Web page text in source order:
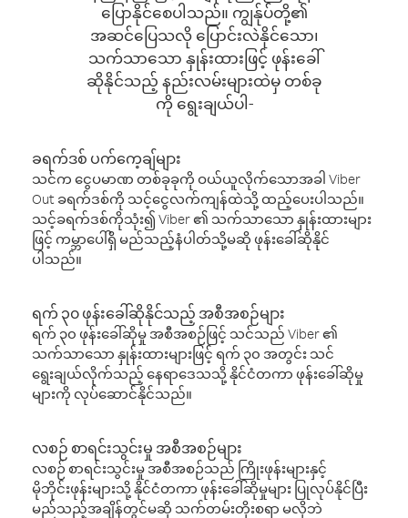
ပြောနိုင်စေပါသည်။ ကျွန်ုပ်တို့၏
အဆင်ပြေသလို ပြောင်းလဲနိုင်သော၊
သက်သာသော နှုန်းထားဖြင့် ဖုန်းခေါ်
ဆိုနိုင်သည့် နည်းလမ်းများထဲမှ တစ်ခု
ကို ရွေးချယ်ပါ-
ခရက်ဒစ် ပက်ကေ့ချ်များ
သင်က ငွေပမာဏ တစ်ခုခုကို ဝယ်ယူလိုက်သောအခါ Viber
Out ခရက်ဒစ်ကို သင့်ငွေလက်ကျန်ထဲသို့ ထည့်ပေးပါသည်။
သင့်ခရက်ဒစ်ကိုသုံး၍ Viber ၏ သက်သာသော နှုန်းထားများ
ဖြင့် ကမ္ဘာပေါ်ရှိ မည်သည့်နံပါတ်သို့မဆို ဖုန်းခေါ်ဆိုနိုင်
ပါသည်။
ရက် ၃၀ ဖုန်းခေါ်ဆိုနိုင်သည့် အစီအစဉ်များ
ရက် ၃၀ ဖုန်းခေါ်ဆိုမှု အစီအစဉ်ဖြင့် သင်သည် Viber ၏
သက်သာသော နှုန်းထားများဖြင့် ရက် ၃၀ အတွင်း သင်
ရွေးချယ်လိုက်သည့် နေရာဒေသသို့ နိုင်ငံတကာ ဖုန်းခေါ်ဆိုမှု
များကို လုပ်ဆောင်နိုင်သည်။
လစဉ် စာရင်းသွင်းမှု အစီအစဉ်များ
လစဉ် စာရင်းသွင်းမှု အစီအစဉ်သည် ကြိုးဖုန်းများနှင့်
မိုဘိုင်းဖုန်းများသို့ နိုင်ငံတကာ ဖုန်းခေါ်ဆိုမှုများ ပြုလုပ်နိုင်ပြီး
မည်သည့်အချိန်တွင်မဆို သက်တမ်းတိုးစရာ မလိုဘဲ